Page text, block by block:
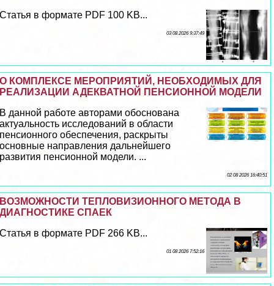
Статья в формате PDF 100 KB...
03 08 2026 9:37:49
О КОМПЛЕКСЕ МЕРОПРИЯТИЙ, НЕОБХОДИМЫХ ДЛЯ
РЕАЛИЗАЦИИ АДЕКВАТНОЙ ПЕНСИОННОЙ МОДЕЛИ
В данной работе авторами обоснована
актуальность исследований в области
пенсионного обеспечения, раскрыты
основные направления дальнейшего
развития пенсионной модели. ...
02 08 2026 16:40:51
ВОЗМОЖНОСТИ ТЕПЛОВИЗИОННОГО МЕТОДА В
ДИАГНОСТИКЕ СПАЕК
Статья в формате PDF 266 KB...
01 08 2026 7:52:16